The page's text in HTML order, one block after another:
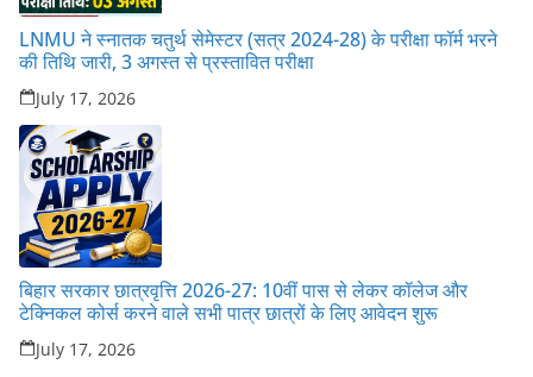
LNMU ने स्नातक चतुर्थ सेमेस्टर (सत्र 2024-28) के परीक्षा फॉर्म भरने
की तिथि जारी, 3 अगस्त से प्रस्तावित परीक्षा
July 17, 2026
बिहार सरकार छात्रवृत्ति 2026-27: 10वीं पास से लेकर कॉलेज और
टेक्निकल कोर्स करने वाले सभी पात्र छात्रों के लिए आवेदन शुरू
July 17, 2026